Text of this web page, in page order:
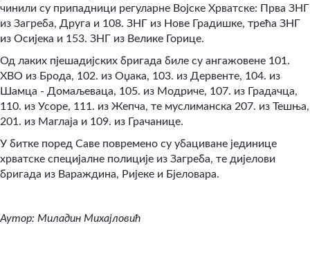
чинили су припадници регуларне Војске Хрватске: Прва ЗНГ
из Загреба, Друга и 108. ЗНГ из Нове Градишке, трећа ЗНГ
из Осијека и 153. ЗНГ из Велике Горице.
Од лаких пјешадијских бригада биле су ангажовене 101.
ХВО из Брода, 102. из Оџака, 103. из Дервенте, 104. из
Шамца - Домаљеваца, 105. из Модриче, 107. из Градачца,
110. из Усоре, 111. из Жепча, те муслиманска 207. из Тешња,
201. из Маглаја и 109. из Грачанице.
У битке поред Саве повремено су убациване јединице
хрватске специјалне полиције из Загреба, те дијелови
бригада из Вараждина, Ријеке и Бјеловара.
Аутор: Миладин Михајловић